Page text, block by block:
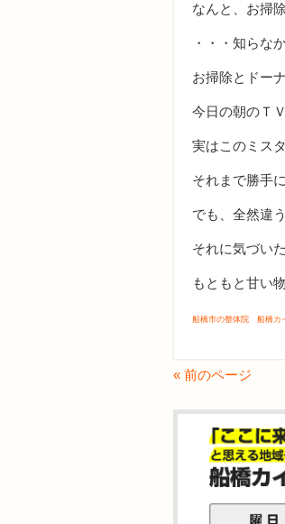
なんと、お掃
・・・知らな
お掃除とドー
今日の朝のＴ
実はこのミス
それまで勝手
でも、全然違
それに気づい
もともと甘い
船橋市の整体院 船橋カ
« 前のページ